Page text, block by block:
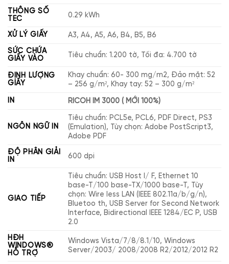
THÔNG SỐ
TEC
0.29 kWh
XỬ LÝ GIẤY
A3, A4, A5, A6, B4, B5, B6
SỨC CHỨA
GIẤY VÀO
Tiêu chuẩn: 1.200 tờ, Tối đa: 4.700 tờ
ĐỊNH LƯỢNG
GIẤY
Khay chuẩn: 60- 300 mg/m2, Đảo mặt: 52
– 256 g/m², Khay tay: 52 – 300 g/m²
IN
RICOH IM 3000 ( MỚI 100%)
NGÔN NGỮ IN
Tiêu chuẩn: PCL5e, PCL6, PDF Direct, PS3
(Emulation), Tùy chọn: Adobe PostScript3,
Adobe PDF
ĐỘ PHÂN GIẢI
IN
600 dpi
GIAO TIẾP
Tiêu chuẩn: USB Host I/ F, Ethernet 10
base-T/100 base-TX/1000 base-T, Tùy
chọn: Wire less LAN (IEEE 802.11a/b/g/n),
Bluetoo th, USB Server for Second Network
Interface, Bidirectional IEEE 1284/EC P, USB
2.0
HĐH
WINDOWS®
HỖ TRỢ
Windows Vista/7/8/8.1/10, Windows
Server/2003/ 2008/2008 R2/2012/2012 R2